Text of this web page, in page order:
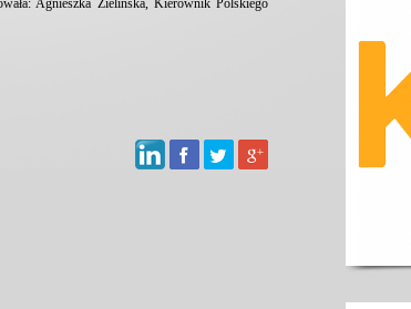
Agnieszka Zielińska, Kierownik Polskiego